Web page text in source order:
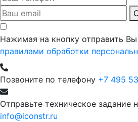
Нажимая на кнопку отправить Вы
правилами обработки
Позвоните по телефону +7 495
Отправьте техническое задание
info@iconstr.ru